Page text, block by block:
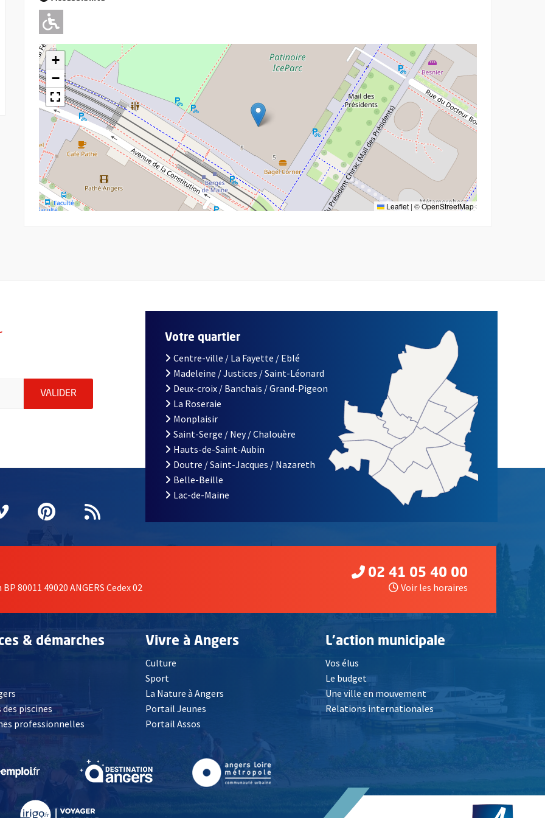
Adapté pour l'handicap Moteur
+
−
Leaflet | ©OpenStreetMap
indiquez votre email (champ obligatoire)
VALIDER ENVOYER MA DEMANDE D'INSCRIPTION À LA LETTRE D'INFORMATION DE LA VILLE D'ANGERS
fenêtrefenêtre
une nouvelle fenêtre
Vimeo
, Ouvre une nouvelle fenêtre
Pinterest
, Ouvre une nouvelle fenêtre
Flux RSS
Votre quartier
Centre-ville / La Fayette / Eblé
Madeleine / Justices / Saint-Léonard
Deux-croix / Banchais / Grand-Pigeon
La Roseraie
Monplaisir
Saint-Serge / Ney / Chalouère
Hauts-de-Saint-Aubin
Doutre / Saint-Jacques / Nazareth
Belle-Beille
Lac-de-Maine
80011 49020 ANGERS Cedex 02
02 41 05 40 00
Voir les horaires
& démarches
, Ouvre une nouvelle fenêtre
piscines
professionnelles
Vivre à Angers
Culture
Sport
La Nature à Angers
Portail Jeunes
Portail Assos
L'action municipale
Vos élus
Le budget
Une ville en mouvement
Relations internationales
fenêtre , Ouvre une nouvelle fenêtre , Ouvre une nouvelle fenêtre, Ouvre une nouvelle fenêtre